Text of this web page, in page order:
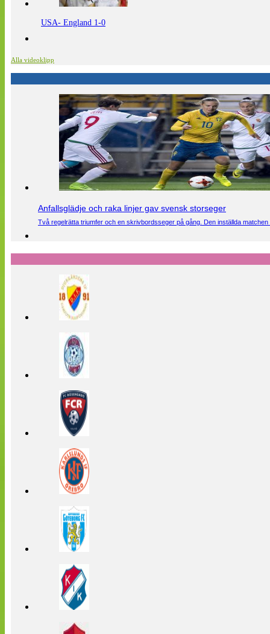
USA- England 1-0
Alla videoklipp
Anfallsglädje och raka linjer gav svensk storseger
Två regelrätta triumfer och en skrivbordsseger på gång. Den inställda